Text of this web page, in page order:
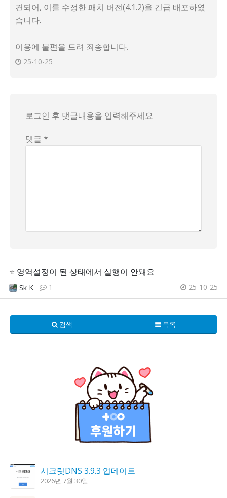
견되어, 이를 수정한 패치 버전(4.1.2)을 긴급 배포하였
습니다.
이용에 불편을 드려 죄송합니다.
25-10-25
로그인 후 댓글내용을 입력해주세요
댓글 *
⭐ 영역설정이 된 상태에서 실행이 안돼요
Sk K 1 25-10-25
검색 목록
시크릿DNS 3.9.3 업데이트
2026년 7월 30일